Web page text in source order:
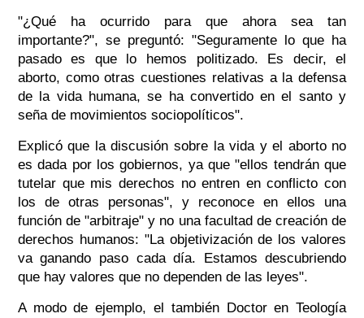
"¿Qué ha ocurrido para que ahora sea tan
importante?", se preguntó: "Seguramente lo que ha
pasado es que lo hemos politizado. Es decir, el
aborto, como otras cuestiones relativas a la defensa
de la vida humana, se ha convertido en el santo y
seña de movimientos sociopolíticos".
Explicó que la discusión sobre la vida y el aborto no
es dada por los gobiernos, ya que "ellos tendrán que
tutelar que mis derechos no entren en conflicto con
los de otras personas", y reconoce en ellos una
función de "arbitraje" y no una facultad de creación de
derechos humanos: "La objetivización de los valores
va ganando paso cada día. Estamos descubriendo
que hay valores que no dependen de las leyes".
A modo de ejemplo, el también Doctor en Teología